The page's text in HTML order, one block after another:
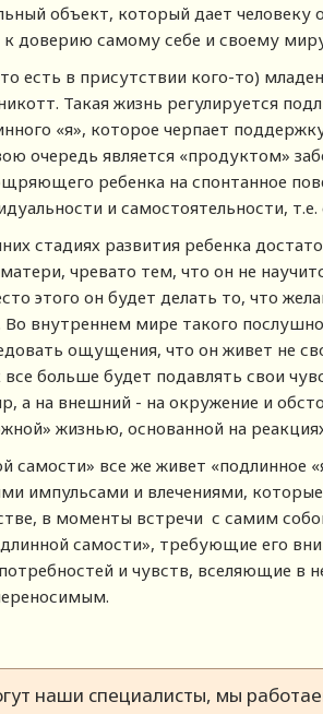
объект, который дает человеку
к доверию самому себе и своему
есть в присутствии кого-то)
Такая жизнь регулируется
«я», которое черпает
очередь является «продуктом»
ребенка на спонтанное
и самостоятельности,
стадиях развития ребенка
чревато тем, что он не
этого он будет делать то, что
Во внутреннем мире такого
ощущения, что он живет не
больше будет подавлять свои
а на внешний - на окружение и
жизнью, основанной на
самости» все же живет «подлинное
импульсами и влечениями,
в моменты встречи с самим
самости», требующие его
и чувств, вселяющие в
наши специалисты, мы